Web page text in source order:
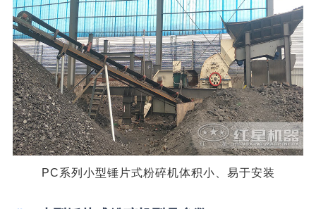
PC系列小型锤片式粉碎机体积小、易于安装